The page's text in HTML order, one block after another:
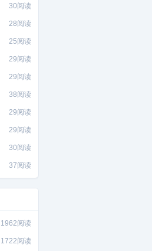
30阅读
28阅读
25阅读
29阅读
29阅读
38阅读
29阅读
29阅读
30阅读
37阅读
1962阅读
1722阅读